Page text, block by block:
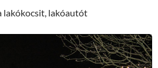
lakókocsit, lakóautót